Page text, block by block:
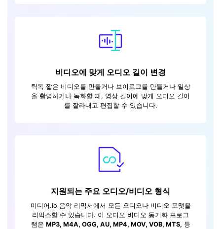
비디오에 맞게 오디오 길이 변경
틱톡 짧은 비디오를 만들거나 브이로그를 만들거나 일상
을 촬영하거나 녹화할 때, 영상 길이에 맞게 오디오 길이
를 잘라내고 편집할 수 있습니다.
지원되는 주요 오디오/비디오 형식
미디어.io 음악 리믹서에서 모든 오디오나 비디오 포맷을
리믹스할 수 있습니다. 이 오디오 비디오 동기화 프로그
램은 MP3, M4A, OGG, AU, MP4, MOV, VOB, MTS, 등